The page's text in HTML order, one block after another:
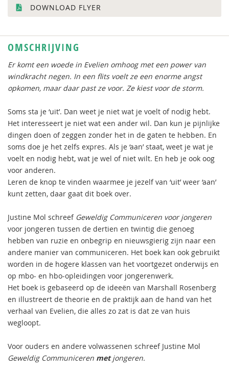
DOWNLOAD FLYER
OMSCHRIJVING
Er komt een woede in Evelien omhoog met een power van
windkracht negen. In een flits voelt ze een enorme angst
opkomen, maar daar past ze voor. Ze kiest voor de storm.
Soms sta je ‘uit’. Dan weet je niet wat je voelt of nodig hebt.
Het interesseert je niet wat een ander wil. Dan kun je pijnlijke
dingen doen of zeggen zonder het in de gaten te hebben. En
soms doe je het zelfs expres. Als je ‘aan’ staat, weet je wat je
voelt en nodig hebt, wat je wel of niet wilt. En heb je ook oog
voor anderen.
Leren de knop te vinden waarmee je jezelf van ‘uit’ weer ‘aan’
kunt zetten, daar gaat dit boek over.
Justine Mol schreef Geweldig Communiceren voor jongeren
voor jongeren tussen de dertien en twintig die genoeg
hebben van ruzie en onbegrip en nieuwsgierig zijn naar een
andere manier van communiceren. Het boek kan ook gebruikt
worden in de hogere klassen van het voortgezet onderwijs en
op mbo- en hbo-opleidingen voor jongerenwerk.
Het boek is gebaseerd op de ideeën van Marshall Rosenberg
en illustreert de theorie en de praktijk aan de hand van het
verhaal van Evelien, die alles zo zat is dat ze van huis
wegloopt.
Voor ouders en andere volwassenen schreef Justine Mol
Geweldig Communiceren metjongeren.